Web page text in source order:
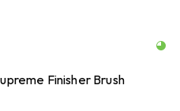
Finisher Brush